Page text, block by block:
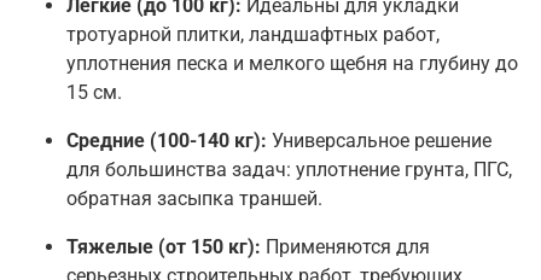
Легкие (до 100 кг): Идеальны для укладки
тротуарной плитки, ландшафтных работ,
уплотнения песка и мелкого щебня на глубину до
15 см.
Средние (100-140 кг): Универсальное решение
для большинства задач: уплотнение грунта, ПГС,
обратная засыпка траншей.
Тяжелые (от 150 кг): Применяются для